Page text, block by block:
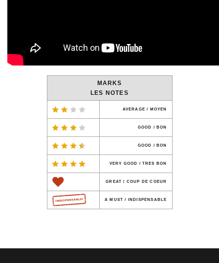
MARKS
LES NOTES
AVERAGE / MOYEN
GOOD / BON
GOOD / BON
VERY GOOD / TRES BON
GREAT / COUP DE COEUR
A MUST / INDISPENSABLE